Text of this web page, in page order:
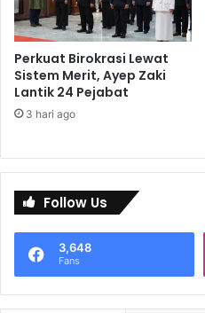
Perkuat Birokrasi Lewat
Sistem Merit, Ayep Zaki
Lantik 24 Pejabat
3 hari ago
Follow Us
3,648
Fans